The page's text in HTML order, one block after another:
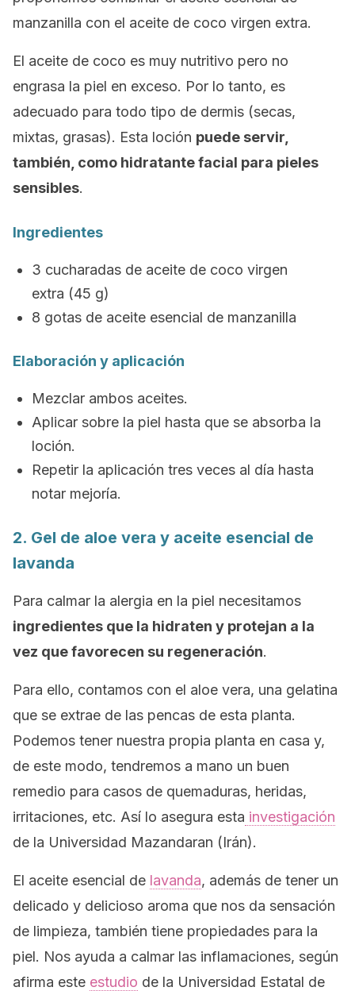
manzanilla con el aceite de coco virgen extra.
El aceite de coco es muy nutritivo pero no
engrasa la piel en exceso. Por lo tanto, es
adecuado para todo tipo de dermis (secas,
mixtas, grasas). Esta loción puede servir,
también, como hidratante facial para pieles
sensibles.
Ingredientes
3 cucharadas de aceite de coco virgen
extra (45 g)
8 gotas de aceite esencial de manzanilla
Elaboración y aplicación
Mezclar ambos aceites.
Aplicar sobre la piel hasta que se absorba la
loción.
Repetir la aplicación tres veces al día hasta
notar mejoría.
2. Gel de aloe vera y aceite esencial de
lavanda
Para calmar la alergia en la piel necesitamos
ingredientes que la hidraten y protejan a la
vez que favorecen su regeneración.
Para ello, contamos con el aloe vera, una gelatina
que se extrae de las pencas de esta planta.
Podemos tener nuestra propia planta en casa y,
de este modo, tendremos a mano un buen
remedio para casos de quemaduras, heridas,
irritaciones, etc. Así lo asegura esta investigación
de la Universidad Mazandaran (Irán).
El aceite esencial de lavanda, además de tener un
delicado y delicioso aroma que nos da sensación
de limpieza, también tiene propiedades para la
piel. Nos ayuda a calmar las inflamaciones, según
afirma este estudio de la Universidad Estatal de